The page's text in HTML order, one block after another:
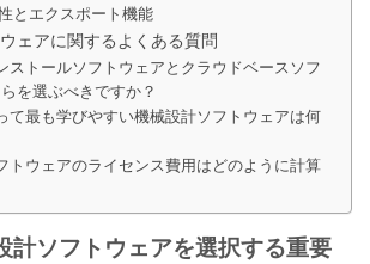
とエクスポート機能
ェアに関するよくある質問
ストールソフトウェアとクラウドベースソフ
を選ぶべきですか？
て最も学びやすい機械設計ソフトウェアは何
トウェアのライセンス費用はどのように計算
計ソフトウェアを選択する重要